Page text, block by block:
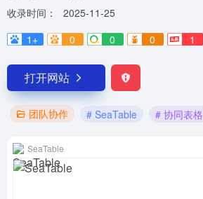
收录时间：
2025-11-25
1+
0 0 0 1
打开网站
团队协作 # SeaTable # 协同表格
SeaTable